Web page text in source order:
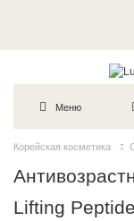
Меню
Корейская косметика
Lifting